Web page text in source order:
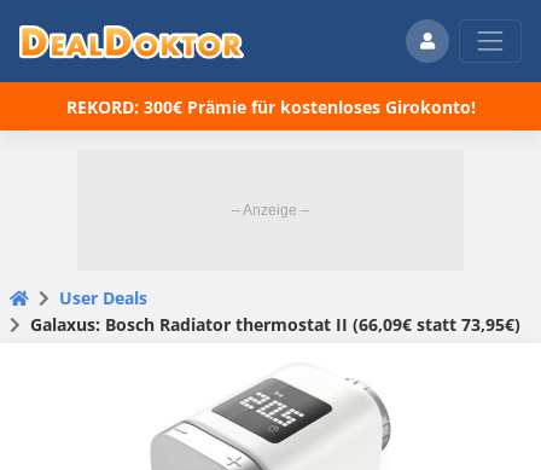
REKORD: 300€ Prämie für kostenloses Girokonto!
User Deals
Galaxus: Bosch Radiator thermostat II (66,09€ statt 73,95€)